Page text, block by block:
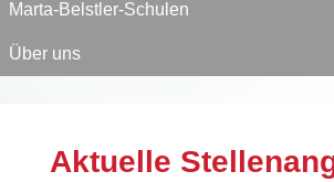
Marta-Belstler-Schulen
Über uns
Aktuelle